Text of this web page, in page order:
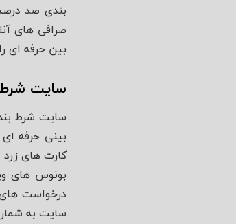
بندی صد
بین حرفه‌ ای
سایت
کارت‌ های زرد
بونوس‌ های
درخواست‌ های
سایت به